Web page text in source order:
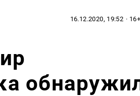
16.12.2020, 19:52 ·